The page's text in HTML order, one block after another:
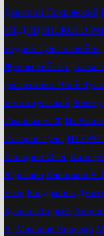
Дмитрий Покровский
МЕДИЦИНСКОГО
медики Тулы на войне
Жуковский: из
десантники 106-й
земли тульской
Иванова Н. Ф Из
История Тулы
Каширин Олег
Юрьевич Клепиков В.
Егор Кондрашов
Куликов Сергей
А. Макаров Николай